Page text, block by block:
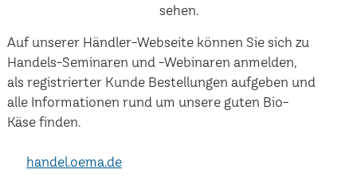
Auf unserer Händler-Webseite können Sie sich zu
Handels-Seminaren und -Webinaren anmelden,
als registrierter Kunde Bestellungen aufgeben und
alle Informationen rund um unsere guten Bio-
Käse finden.
handel.oema.de